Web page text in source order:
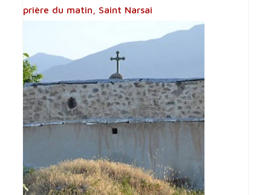
prière du matin, Saint Narsai